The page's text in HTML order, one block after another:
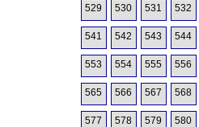
529 530 531 532
541 542 543 544
553 554 555 556
565 566 567 568
577 578 579 580